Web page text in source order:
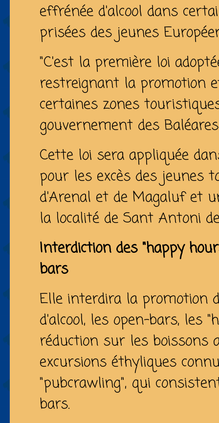
effrénée d'alcool dans
prisées des jeunes
"C'est la première loi
restreignant la promotion
certaines zones
gouvernement des
Cette loi sera appliquée
pour les excès des jeunes
d'Arenal et de Magaluf et
la localité de Sant Antoni
Interdiction des "happy
bars
Elle interdira la promotion
d'alcool, les open-bars, les
réduction sur les boissons
excursions éthyliques
"pubcrawling", qui
bars.